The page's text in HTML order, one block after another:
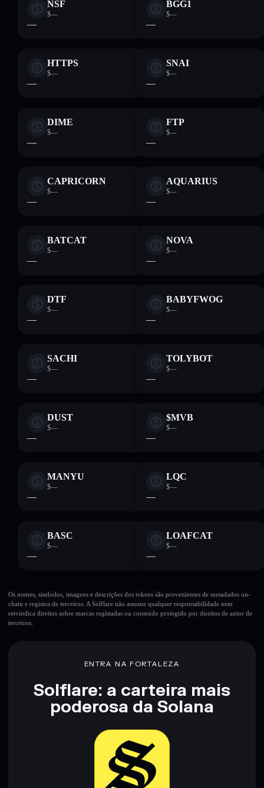
NSF
$—
—
BGG1
$—
—
HTTPS
$—
—
SNAI
$—
—
DIME
$—
—
FTP
$—
—
CAPRICORN
$—
—
AQUARIUS
$—
—
BATCAT
$—
—
NOVA
$—
—
DTF
$—
—
BABYFWOG
$—
—
SACHI
$—
—
TOLYBOT
$—
—
DUST
$—
—
$MVB
$—
—
MANYU
$—
—
LQC
$—
—
BASC
$—
—
LOAFCAT
$—
—
Os nomes, símbolos, imagens e descrições dos tokens são provenientes de metadados on-
chain e registos de terceiros. A Solflare não assume qualquer responsabilidade nem
reivindica direitos sobre marcas registadas ou conteúdo protegido por direitos de autor de
terceiros.
ENTRA NA FORTALEZA
Solflare: a carteira mais
poderosa da Solana